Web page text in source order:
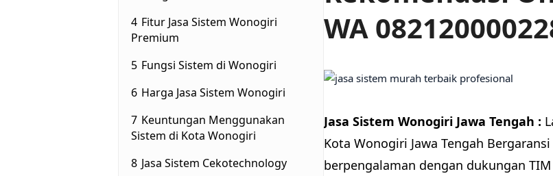
4 Fitur Jasa Sistem Wonogiri
Premium
5 Fungsi Sistem di Wonogiri
6 Harga Jasa Sistem Wonogiri
7 Keuntungan Menggunakan
Sistem di Kota Wonogiri
8 Jasa Sistem Cekotechnology
WA
Jasa Sistem Wonogiri Jawa Tengah :
Kota Wonogiri Jawa Tengah
berpengalaman dengan dukungan